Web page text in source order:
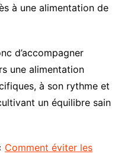
à une alimentation de
d’accompagner
une alimentation
à son rythme et
un équilibre sain
Comment éviter les